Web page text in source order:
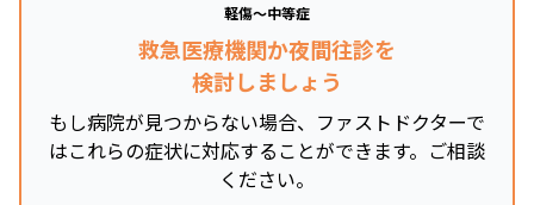
軽傷～中等症
救急医療機関か夜間往診を
検討しましょう
もし病院が見つからない場合、ファストドクターで
はこれらの症状に対応することができます。ご相談
ください。